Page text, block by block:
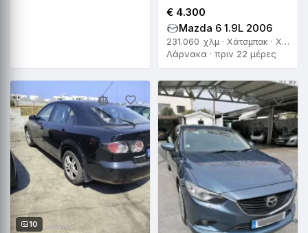
€ 4.300
Mazda 6 1.9L 2006
231.060 χλμ · Χάτσμπακ · Χειροκίνητο
Λάρνακα · πριν 22 μέρες
10